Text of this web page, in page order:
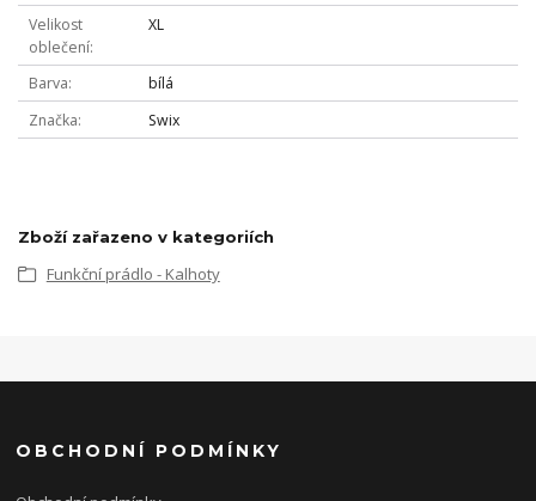
Velikost
oblečení
XL
Barva
bílá
Značka
Swix
Zboží zařazeno v kategoriích
Funkční prádlo - Kalhoty
OBCHODNÍ PODMÍNKY